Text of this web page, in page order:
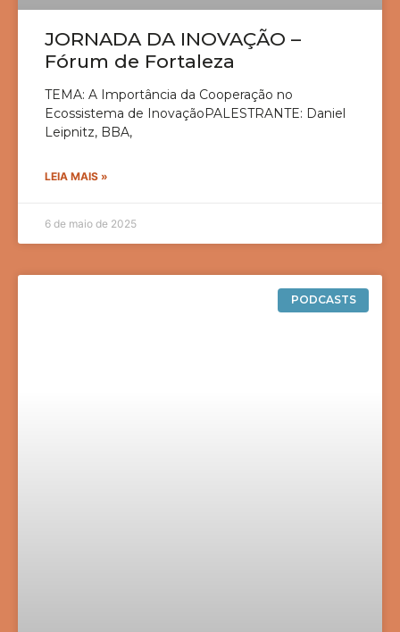
JORNADA DA INOVAÇÃO –
Fórum de Fortaleza
TEMA: A Importância da Cooperação no
Ecossistema de InovaçãoPALESTRANTE: Daniel
Leipnitz, BBA,
LEIA MAIS »
6 de maio de 2025
PODCASTS